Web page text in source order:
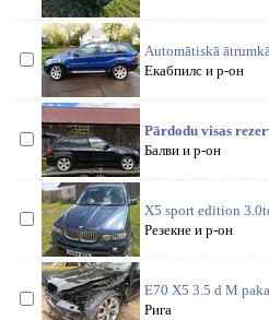
Automātiskā
Екабпилс и р-он
Pārdodu visas
Балви и р-он
X5 sport edition
Резекне и р-он
E70 X5 3.5 d M
Рига